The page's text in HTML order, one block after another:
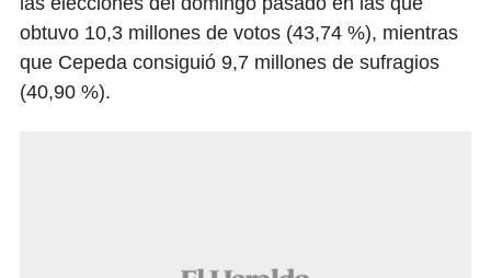
obtuvo 10,3 millones de votos (43,74 %), mientras
que Cepeda consiguió 9,7 millones de sufragios
(40,90 %).